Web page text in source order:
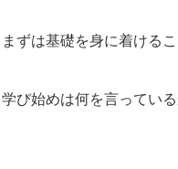
ずは基礎を身に着けるこ
び始めは何を言ってい